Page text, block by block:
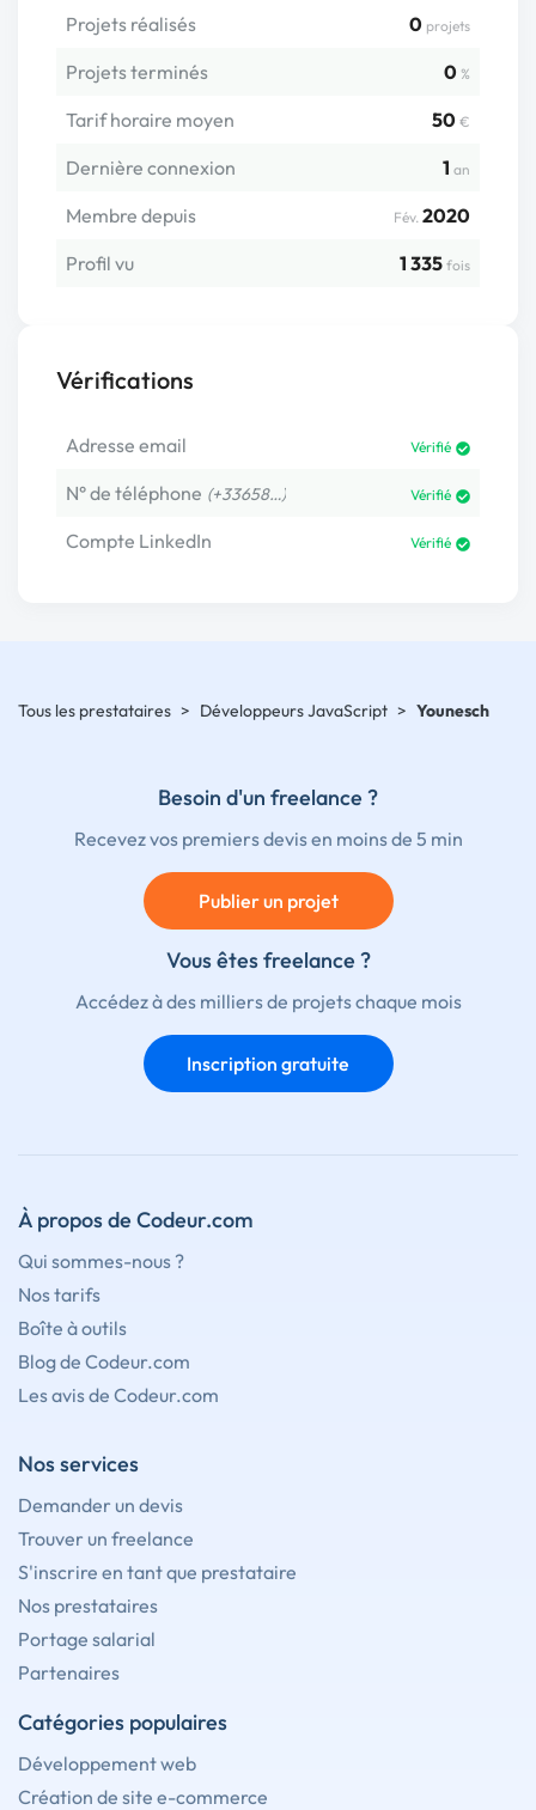
Projets réalisés 0 projets
Projets terminés 0 %
Tarif horaire moyen 50 €
Dernière connexion 1 an
Membre depuis Fév. 2020
Profil vu
1 335 fois
Vérifications
Adresse email Vérifié
N° de téléphone (+33658…) Vérifié
Compte LinkedIn Vérifié
Tous les prestataires > Développeurs JavaScript > Younesch
Besoin d'un freelance ?
Recevez vos premiers devis en moins de 5 min
Publier un projet
Vous êtes freelance ?
Accédez à des milliers de projets chaque mois
Inscription gratuite
À propos de Codeur.com
Qui sommes-nous ?
Nos tarifs
Boîte à outils
Blog de Codeur.com
Les avis de Codeur.com
Nos services
Demander un devis
Trouver un freelance
S'inscrire en tant que prestataire
Nos prestataires
Portage salarial
Partenaires
Catégories populaires
Développement web
Création de site e-commerce